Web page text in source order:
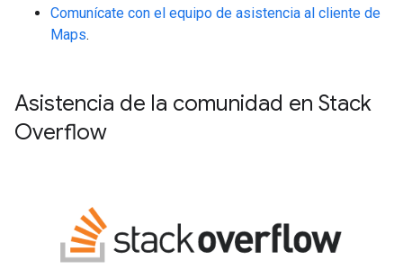
Comunícate con el equipo de asistencia al cliente de
Maps.
Asistencia de la comunidad en Stack
Overflow